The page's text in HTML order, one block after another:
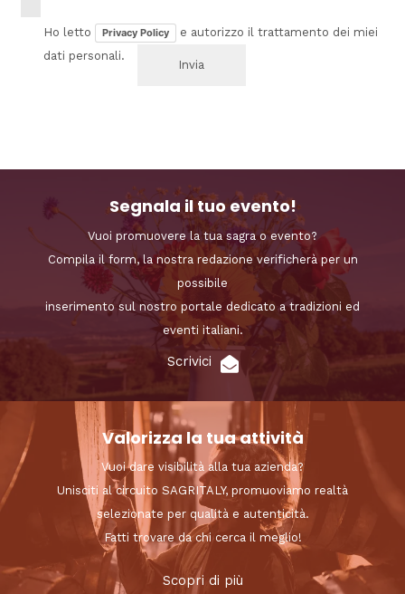
Ho letto Privacy Policy
e autorizzo il trattamento dei miei
dati personali.
Segnala il tuo evento!
Vuoi promuovere la tua sagra o evento?
Compila il form, la nostra redazione verificherà per un
possibile
inserimento sul nostro portale dedicato a tradizioni ed
eventi italiani.
Scrivici
Valorizza la tua attività
Vuoi dare visibilità alla tua azienda?
Unisciti al circuito SAGRITALY, promuoviamo realtà
selezionate per qualità e autenticità.
Fatti trovare da chi cerca il meglio!
Scopri di più